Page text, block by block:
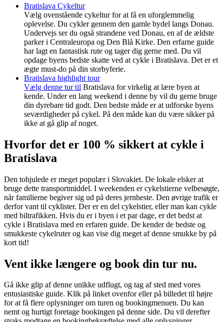
Bratislava Cykeltur
Vælg ovenstående cykeltur for at få en uforglemmelig
oplevelse. Du cykler gennem den gamle bydel langs Donau.
Undervejs ser du også strandene ved Donau, en af de ældste
parker i Centraleuropa og Den Blå Kirke. Den erfarne guide
har lagt en fantastisk rute og tager dig gerne med. Du vil
opdage byens bedste skatte ved at cykle i Bratislava. Det er et
ægte must-do på din storbyferie.
Bratislava highlight tour
Vælg denne tur til Bratislava for virkelig at lære byen at
kende. Under en lang weekend i denne by vil du gerne bruge
din dyrebare tid godt. Den bedste måde er at udforske byens
seværdigheder på cykel. På den måde kan du være sikker på
ikke at gå glip af noget.
Hvorfor det er 100 % sikkert at cykle i
Bratislava
Den tohjulede er meget populær i Slovakiet. De lokale elsker at
bruge dette transportmiddel. I weekenden er cykelstierne velbesøgte,
når familierne begiver sig ud på deres jernheste. Den øvrige trafik er
derfor vant til cyklister. Der er en del cykelstier, eller man kan cykle
med biltrafikken. Hvis du er i byen i et par dage, er det bedst at
cykle i Bratislava med en erfaren guide. De kender de bedste og
smukkeste cykelruter og kan vise dig meget af denne smukke by på
kort tid!
Vent ikke længere og book din tur nu.
Gå ikke glip af denne unikke udflugt, og tag af sted med vores
entusiastiske guide. Klik på linket ovenfor eller på billedet til højre
for at få flere oplysninger om turen og bookingmenuen. Du kan
nemt og hurtigt foretage bookingen på denne side. Du vil derefter